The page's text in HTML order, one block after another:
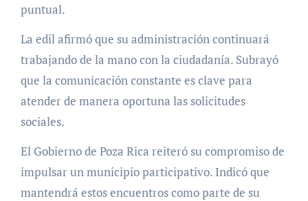
puntual.
La edil afirmó que su administración continuará
trabajando de la mano con la ciudadanía. Subrayó
que la comunicación constante es clave para
atender de manera oportuna las solicitudes
sociales.
El Gobierno de Poza Rica reiteró su compromiso de
impulsar un municipio participativo. Indicó que
mantendrá estos encuentros como parte de su